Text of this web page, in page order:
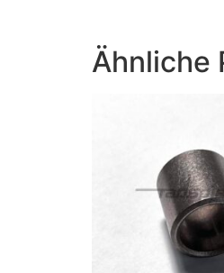
Ähnliche